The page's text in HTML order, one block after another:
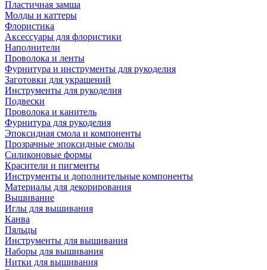
Пластичная замша
Молды и каттеры
Флористика
Аксессуары для флористики
Наполнители
Проволока и ленты
Фурнитура и инструменты для рукоделия
Заготовки для украшений
Инструменты для рукоделия
Подвески
Проволока и канитель
Фурнитура для рукоделия
Эпоксидная смола и компоненты
Прозрачные эпоксидные смолы
Силиконовые формы
Красители и пигменты
Инструменты и дополнительные компоненты
Материалы для декорирования
Вышивание
Иглы для вышивания
Канва
Пяльцы
Инструменты для вышивания
Наборы для вышивания
Нитки для вышивания